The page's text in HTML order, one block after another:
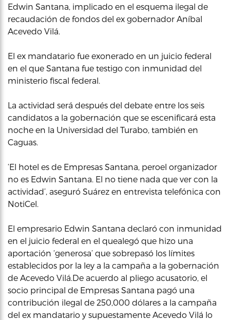
Edwin Santana, implicado en el esquema ilegal de
recaudación de fondos del ex gobernador Aníbal
Acevedo Vilá.
El ex mandatario fue exonerado en un juicio federal
en el que Santana fue testigo con inmunidad del
ministerio fiscal federal.
La actividad será después del debate entre los seis
candidatos a la gobernación que se escenificará esta
noche en la Universidad del Turabo, también en
Caguas.
‘El hotel es de Empresas Santana, peroel organizador
no es Edwin Santana. El no tiene nada que ver con la
actividad’, aseguró Suárez en entrevista telefónica con
NotiCel.
El empresario Edwin Santana declaró con inmunidad
en el juicio federal en el quealegó que hizo una
aportación ‘generosa’ que sobrepasó los límites
establecidos por la ley a la campaña a la gobernación
de Acevedo Vilá.De acuerdo al pliego acusatorio, el
socio principal de Empresas Santana pagó una
contribución ilegal de 250,000 dólares a la campaña
del ex mandatario y supuestamente Acevedo Vilá lo